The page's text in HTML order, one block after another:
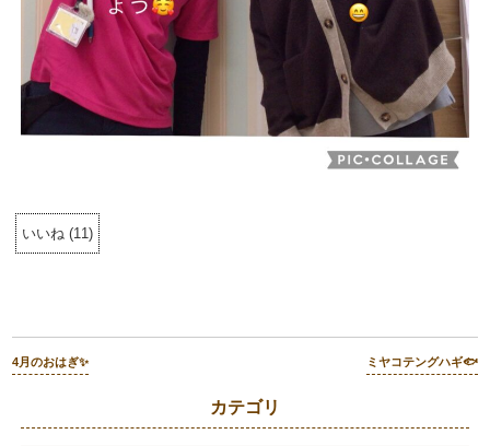
いいね (11)
4月のおはぎ✨ ミヤコテングハギ🐟
カテゴリ